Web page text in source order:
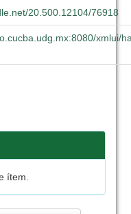
20.500.12104/76918
xmlui/
ítem.